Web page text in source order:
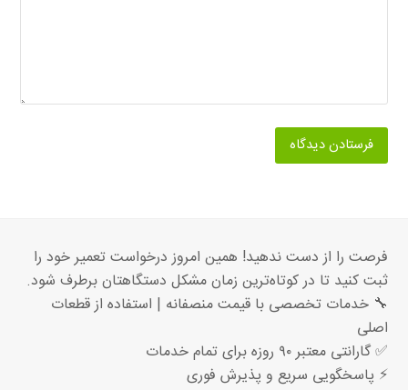
فرصت را از دست ندهید! همین امروز درخواست تعمیر خود را
ثبت کنید تا در کوتاه‌ترین زمان مشکل دستگاهتان برطرف شود.
🔧 خدمات تخصصی با قیمت منصفانه | استفاده از قطعات
اصلی
✅ گارانتی معتبر ۹۰ روزه برای تمام خدمات
⚡ پاسخگویی سریع و پذیرش فوری